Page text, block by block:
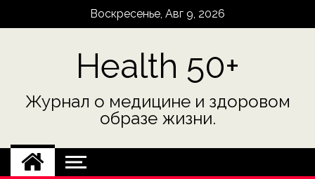
Воскресенье, Авг 9, 2026
Health 50+
Журнал о медицине и здоровом
образе жизни.